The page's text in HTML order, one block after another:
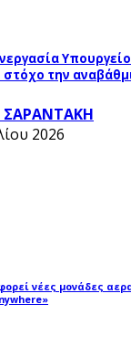
στόχο την
ΣΑΡΑΝΤΑΚΗ
2026
νέες μονάδες